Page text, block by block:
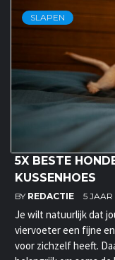
SLAPEN
5X BESTE
KUSSENHOES
BY REDACTIE 5
Je wilt natuurlijk dat
viervoeter een fijne
voor zichzelf heeft.